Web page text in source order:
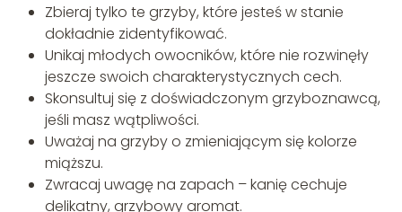
Zbieraj tylko te grzyby, które jesteś w stanie
dokładnie zidentyfikować.
Unikaj młodych owocników, które nie rozwinęły
jeszcze swoich charakterystycznych cech.
Skonsultuj się z doświadczonym grzyboznawcą,
jeśli masz wątpliwości.
Uważaj na grzyby o zmieniającym się kolorze
miąższu.
Zwracaj uwagę na zapach – kanię cechuje
delikatny, grzybowy aromat.